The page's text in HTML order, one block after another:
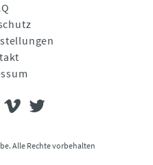
Alle Rechte vorbehalten